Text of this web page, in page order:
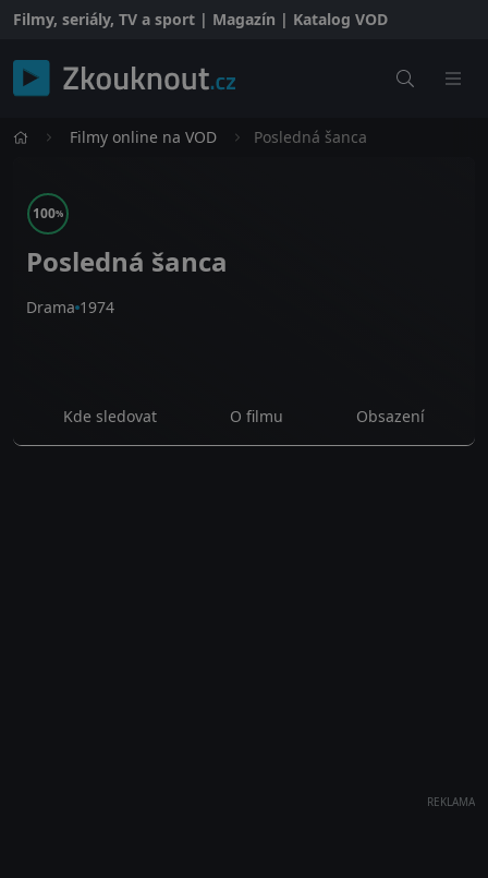
Filmy, seriály, TV a sport | Magazín | Katalog VOD
Filmy online na VOD Posledná šanca
100%
Posledná šanca
Drama 1974
Kde sledovat O filmu Obsazení
REKLAMA